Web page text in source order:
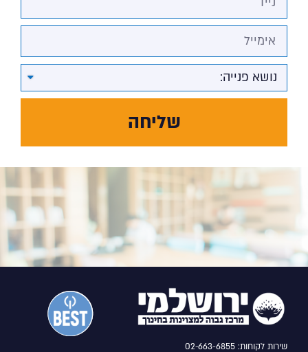
שליחה
שירות לקוחות: 02-663-6855